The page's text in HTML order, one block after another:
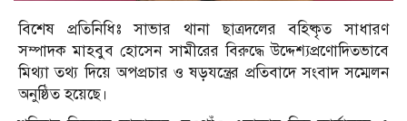
বিশেষ প্রতিনিধিঃ সাভার থানা ছাত্রদলের বহিষ্কৃত সাধারণ
সম্পাদক মাহবুব হোসেন সামীরের বিরুদ্ধে উদ্দেশ্যপ্রণোদিতভাবে
মিথ্যা তথ্য দিয়ে অপপ্রচার ও ষড়যন্ত্রের প্রতিবাদে সংবাদ সম্মেলন
অনুষ্ঠিত হয়েছে।